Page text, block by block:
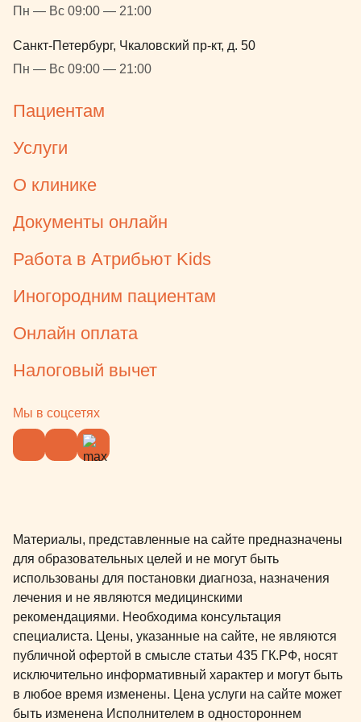
Пн — Вс 09:00 — 21:00
Санкт-Петербург, Чкаловский пр-кт, д. 50
Пн — Вс 09:00 — 21:00
Пациентам
Услуги
О клинике
Документы онлайн
Работа в Атрибьют Kids
Иногородним пациентам
Онлайн оплата
Налоговый вычет
Мы в соцсетях
Материалы, представленные на сайте предназначены
для образовательных целей и не могут быть
использованы для постановки диагноза, назначения
лечения и не являются медицинскими
рекомендациями. Необходима консультация
специалиста. Цены, указанные на сайте, не являются
публичной офертой в смысле статьи 435 ГК.РФ, носят
исключительно информативный характер и могут быть
в любое время изменены. Цена услуги на сайте может
быть изменена Исполнителем в одностороннем